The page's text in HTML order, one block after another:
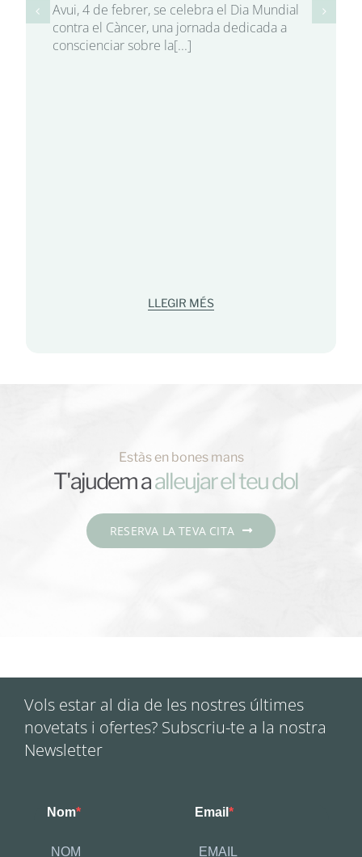
Avui, 4 de febrer, se celebra el Dia Mundial
contra el Càncer, una jornada dedicada a
conscienciar sobre la[...]
LLEGIR MÉS
Estàs en bones mans
T'ajudem a
RESERVA LA TEVA CITA
Vols estar al dia de les nostres últimes
novetats i ofertes? Subscriu-te a la nostra
Newsletter
Nom Email